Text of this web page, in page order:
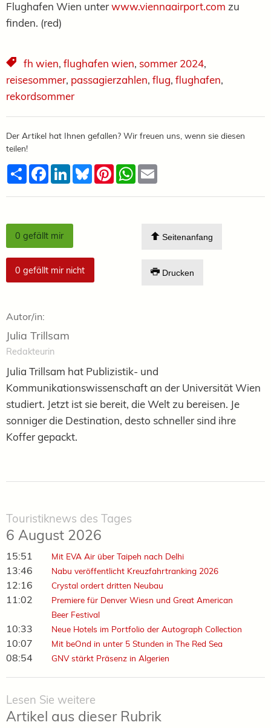
Flughafen Wien unterwww.viennaairport.com zu
finden. (red)
fh wien, flughafen wien, sommer 2024,
reisesommer, passagierzahlen, flug, flughafen,
rekordsommer
Der Artikel hat Ihnen gefallen? Wir freuen uns, wenn sie diesen
teilen!
TeilenFacebook
LinkedInBlueskyPinterestWhatsApp
0 gefällt mir
0 gefällt mir nicht
Seitenanfang
Drucken
Autor/in:
Julia Trillsam
Redakteurin
Julia Trillsam hat Publizistik- und
Kommunikationswissenschaft an der Universität Wien
studiert. Jetzt ist sie bereit, die Welt zu bereisen. Je
sonniger die Destination, desto schneller sind ihre
Koffer gepackt.
Touristiknews des Tages
6 August 2026
15:51 Mit EVA Air über Taipeh nach Delhi
13:46 Nabu veröffentlicht Kreuzfahrtranking 2026
12:16 Crystal ordert dritten Neubau
11:02
Premiere für Denver Wiesn und Great American
Beer Festival
10:33 Neue Hotels im Portfolio der Autograph Collection
10:07 Mit beOnd in unter 5 Stunden in The Red Sea
08:54 GNV stärkt Präsenz in Algerien
Lesen Sie weitere
Artikel aus dieser Rubrik